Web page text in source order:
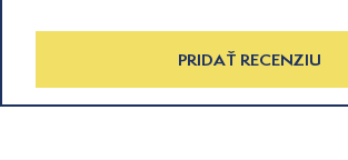
PRIDAŤ RECENZIU